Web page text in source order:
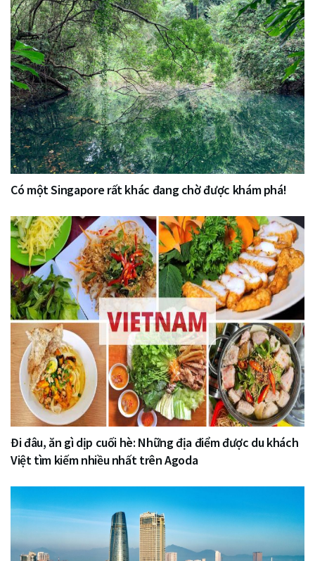
Có một Singapore rất khác đang chờ được khám phá!
Đi đâu, ăn gì dịp cuối hè: Những địa điểm được du khách
Việt tìm kiếm nhiều nhất trên Agoda